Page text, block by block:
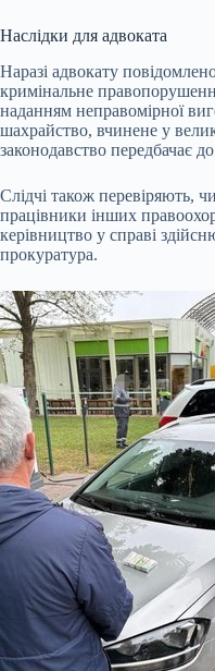
Наслідки для адвоката
Наразі адвокату
кримінальне
наданням неправомірної
шахрайство, вчинене у
законодавство передбачає
Слідчі також перевіряють,
працівники інших
керівництво у справі
прокуратура.